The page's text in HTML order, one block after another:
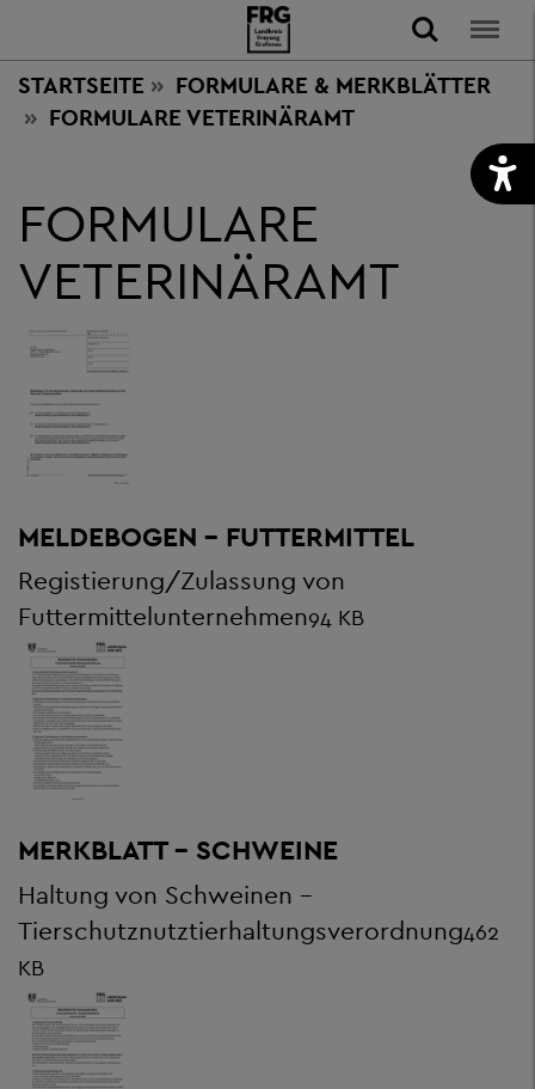
STARTSEITE
FORMULARE & MERKBLÄTTER
FORMULARE VETERINÄRAMT
FORMULARE
VETERINÄRAMT
MELDEBOGEN - FUTTERMITTEL
Registierung/Zulassung von
Futtermittelunternehmen94 KB
MERKBLATT - SCHWEINE
Haltung von Schweinen -
Tierschutznutztierhaltungsverordnung462
KB